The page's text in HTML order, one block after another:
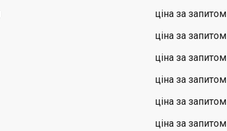
ціна за запитом
ціна за запитом
ціна за запитом
ціна за запитом
ціна за запитом
ціна за запитом